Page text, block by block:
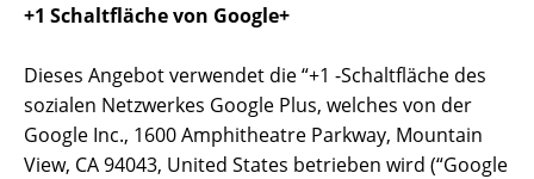
+1 Schaltfläche von Google+
Dieses Angebot verwendet die “+1 -Schaltfläche des
sozialen Netzwerkes Google Plus, welches von der
Google Inc., 1600 Amphitheatre Parkway, Mountain
View, CA 94043, United States betrieben wird (“Google